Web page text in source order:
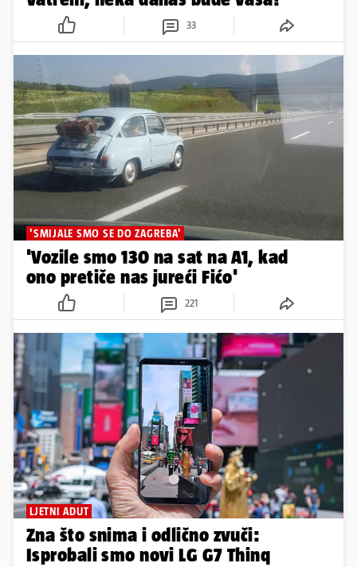
33
'SMIJALE SMO SE DO ZAGREBA'
'Vozile smo 130 na sat na A1, kad
ono pretiče nas jureći Fićo'
221
LJETNI ADUT
Zna što snima i odlično zvuči:
Isprobali smo novi LG G7 Thinq